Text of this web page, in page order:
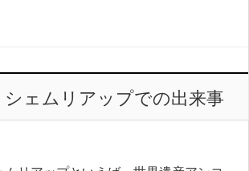
ェムリアップでの出来事